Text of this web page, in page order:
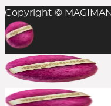
In der Regel ist das
Rabattcodes auf
aber man sollte es
Kombination aus
Zugabe(n) gelingt
anderen
Copyright ©